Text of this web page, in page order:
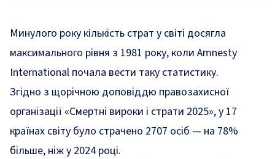
Минулого року кількість страт у світі досягла
максимального рівня з 1981 року, коли Amnesty
International почала вести таку статистику.
Згідно з щорічною доповіддю правозахисної
організації «Смертні вироки і страти 2025», у 17
країнах світу було страчено 2707 осіб — на 78%
більше, ніж у 2024 році.